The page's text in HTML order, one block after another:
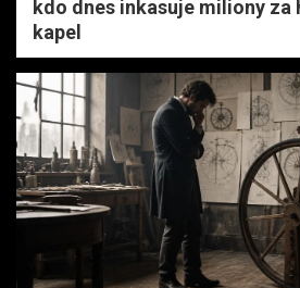
kdo dnes inkasuje miliony za
kapel